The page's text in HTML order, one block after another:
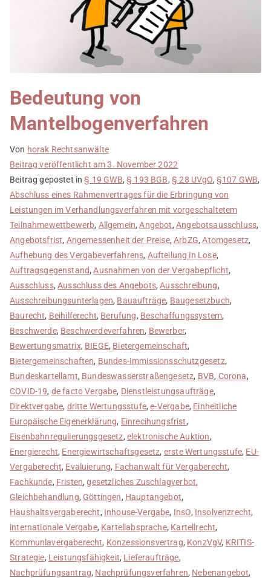
Bedeutung von
Mantelbogenverfahren
Von horak Rechtsanwälte
Beitrag veröffentlicht am3. November 2022
Beitrag gepostet in§ 19 GWB,§ 193 BGB, § 28 UVgO, §107 GWB,
Abschluss eines Rahmenvertrages für die Erbringung von
Leistungen im Verhandlungsverfahren mit vorgeschaltetem
Teilnahmewettbewerb, Allgemein,Angebot, Angebotsausschluss,
Angebotsfrist, Angemessenheit der Preise,ArbZG,Atomgesetz,
Aufhebung des Vergabeverfahrens, Aufteilung in Lose,
Auftragsgegenstand,Ausnahmen von der Vergabepflicht,
Ausschluss,Ausschluss des Angebots,Ausschreibung,
Ausschreibungsunterlagen, Bauaufträge, Baugesetzbuch,
Baurecht, Beihilferecht, Berufung, Beschaffungssystem,
Beschwerde, Beschwerdeverfahren, Bewerber,
Bewertungsmatrix, BIEGE, Bietergemeinschaft,
Bietergemeinschaften, Bundes-Immissionsschutzgesetz,
Bundeskartellamt, Bundeswasserstraßengesetz, BVB, Corona,
COVID-19, de facto Vergabe, Dienstleistungsaufträge,
Direktvergabe, dritte Wertungsstufe,e-Vergabe, Einheitliche
Europäische Eigenerklärung, Einrecihungsfrist,
Eisenbahnregulierungsgesetz, elektronische Auktion,
Energierecht, Energiewirtschaftsgesetz, erste Wertungsstufe, EU-
Vergaberecht, Evaluierung, Fachanwalt für Vergaberecht,
Fachkunde, Fristen,gesetzliches Zuschlagverbot,
Gleichbehandlung, Göttingen, Hauptangebot,
Haushaltsvergaberecht, Inhouse-Vergabe, InsO, Insolvenzrecht,
internationale Vergabe, Kartellabsprache, Kartellrecht,
Kommunlavergaberecht, Konzessionsvertrag, KonzVgV, KRITIS-
Strategie, Leistungsfähigkeit, Lieferaufträge,
Nachprüfungsantrag, Nachprüfungsverfahren, Nebenangebot,